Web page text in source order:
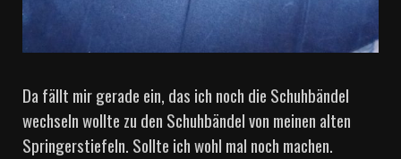
Da fällt mir gerade ein, das ich noch die Schuhbändel
wechseln wollte zu den Schuhbändel von meinen alten
Springerstiefeln. Sollte ich wohl mal noch machen.